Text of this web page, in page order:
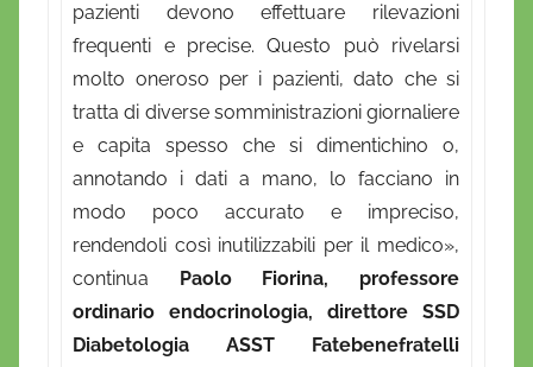
pazienti devono effettuare rilevazioni
frequenti e precise. Questo può rivelarsi
molto oneroso per i pazienti, dato che si
tratta di diverse somministrazioni giornaliere
e capita spesso che si dimentichino o,
annotando i dati a mano, lo facciano in
modo poco accurato e impreciso,
rendendoli così inutilizzabili per il medico»,
continua
Paolo Fiorina, professore
ordinario endocrinologia, direttore SSD
Diabetologia ASST Fatebenefratelli